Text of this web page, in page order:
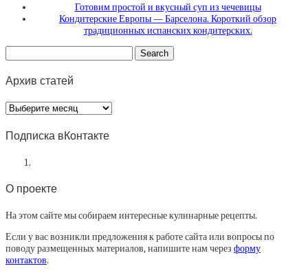
Готовим простой и вкусный суп из чечевицы
Кондитерские Европы — Барселона. Короткий обзор
традиционных испанских кондитерских.
Архив статей
Архив
статей
Подписка вКонтакте
О проекте
На этом сайте мы собираем интересные кулинарные рецепты.
Если у вас возникли предложения к работе сайта или вопросы по
поводу размещенных материалов, напишите нам через форму
контактов.